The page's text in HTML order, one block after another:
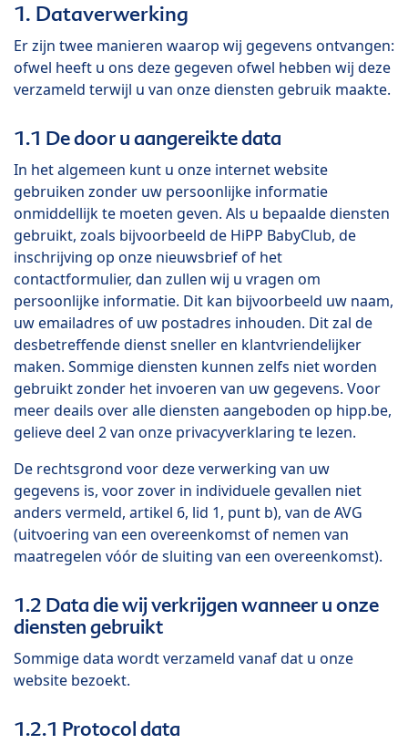
1. Dataverwerking
Er zijn twee manieren waarop wij gegevens ontvangen:
ofwel heeft u ons deze gegeven ofwel hebben wij deze
verzameld terwijl u van onze diensten gebruik maakte.
1.1 De door u aangereikte data
In het algemeen kunt u onze internet website
gebruiken zonder uw persoonlijke informatie
onmiddellijk te moeten geven. Als u bepaalde diensten
gebruikt, zoals bijvoorbeeld de HiPP BabyClub, de
inschrijving op onze nieuwsbrief of het
contactformulier, dan zullen wij u vragen om
persoonlijke informatie. Dit kan bijvoorbeeld uw naam,
uw emailadres of uw postadres inhouden. Dit zal de
desbetreffende dienst sneller en klantvriendelijker
maken. Sommige diensten kunnen zelfs niet worden
gebruikt zonder het invoeren van uw gegevens. Voor
meer deails over alle diensten aangeboden op hipp.be,
gelieve deel 2 van onze privacyverklaring te lezen.
De rechtsgrond voor deze verwerking van uw
gegevens is, voor zover in individuele gevallen niet
anders vermeld, artikel 6, lid 1, punt b), van de AVG
(uitvoering van een overeenkomst of nemen van
maatregelen vóór de sluiting van een overeenkomst).
1.2 Data die wij verkrijgen wanneer u onze
diensten gebruikt
Sommige data wordt verzameld vanaf dat u onze
website bezoekt.
1.2.1 Protocol data